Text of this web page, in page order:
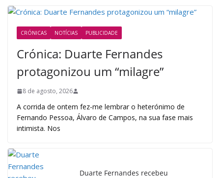
CRÓNICAS NOTÍCIAS PUBLICIDADE
Crónica: Duarte Fernandes
protagonizou um “milagre”
8 de agosto, 2026
A corrida de ontem fez-me lembrar o heterónimo de
Fernando Pessoa, Álvaro de Campos, na sua fase mais
intimista. Nos
Duarte Fernandes recebeu